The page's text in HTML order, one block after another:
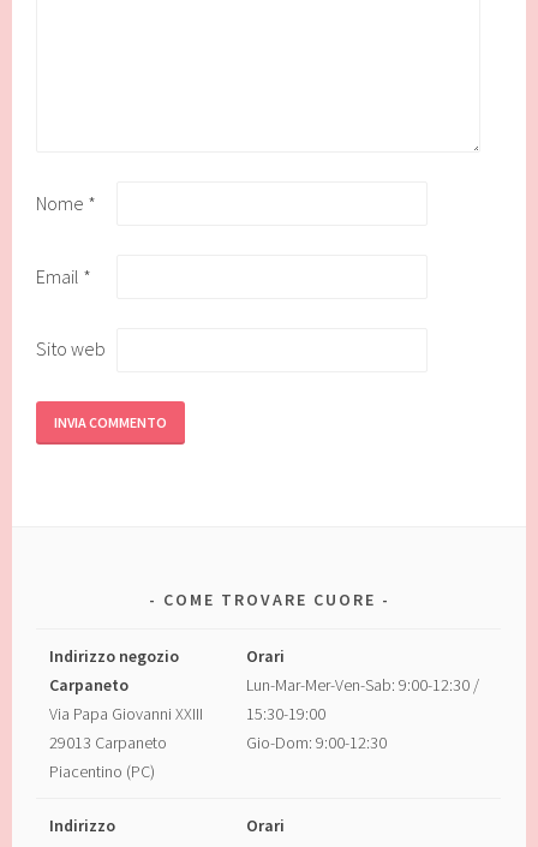
Nome *
Email *
Sito web
COME TROVARE CUORE
Indirizzo negozio
Carpaneto
Via Papa Giovanni XXIII
29013 Carpaneto
Piacentino (PC)
Orari
Lun-Mar-Mer-Ven-Sab: 9:00-12:30 /
15:30-19:00
Gio-Dom: 9:00-12:30
Indirizzo
Orari